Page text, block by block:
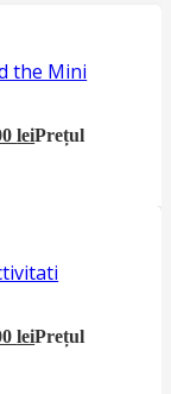
the Mini
leiPrețul
leiPrețul